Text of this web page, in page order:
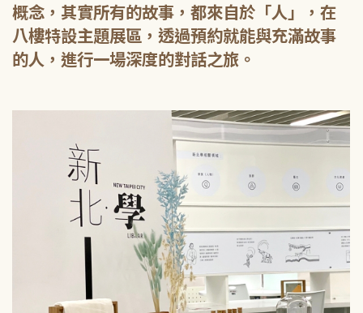
概念，其實所有的故事，都來自於「人」，在
八樓特設主題展區，透過預約就能與充滿故事
的人，進行一場深度的對話之旅。